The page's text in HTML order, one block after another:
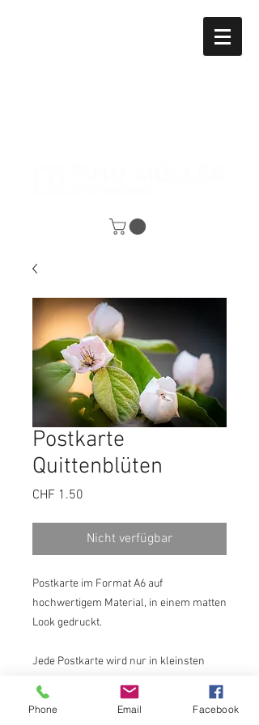
Postkarte
Quittenblüten
CHF 1.50
Nicht verfügbar
Postkarte im Format A6 auf
hochwertigem Material, in einem matten
Look gedruckt.
Jede Postkarte wird nur in kleinsten
Massenprodukt.
Phone Email Facebook